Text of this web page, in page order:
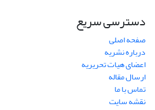
دسترسی سریع
صفحه اصلی
درباره نشریه
اعضای هیات تحریریه
ارسال مقاله
تماس با ما
نقشه سایت